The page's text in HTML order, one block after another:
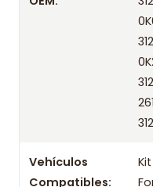
Años
Kit Embrague Sachs
Kit Embrague Sachs
Vehículos
Compatibles: